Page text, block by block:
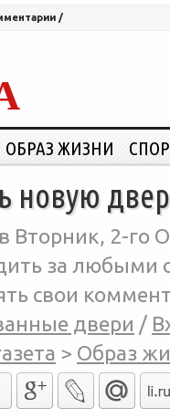
/
ОБРАЗ ЖИЗНИ
новую
Вторник, 2-го
за любыми
свои
двери /
> Образ